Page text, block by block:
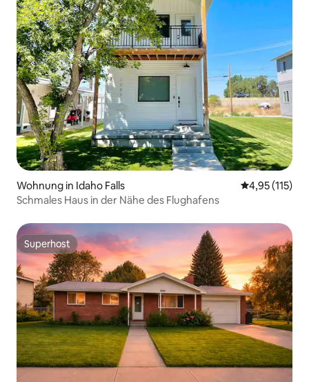
Wohnung in Idaho Falls
4,95 (115)
Schmales Haus in der Nähe des Flughafens
Superhost
Superhost